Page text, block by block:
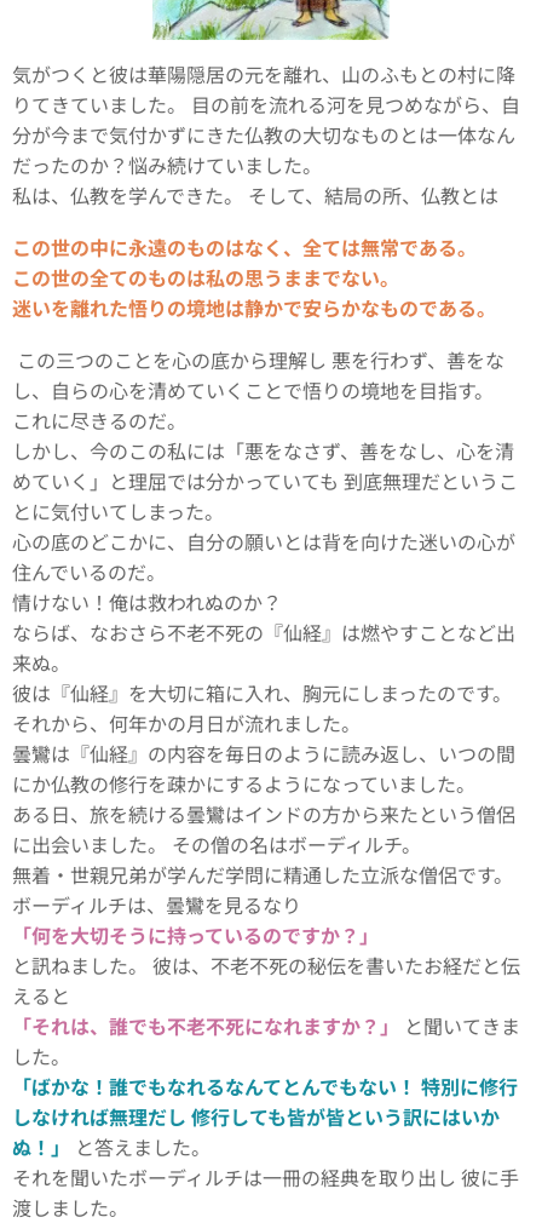
気がつくと彼は華陽隠居の元を離れ、山のふもとの村に降
りてきていました。 目の前を流れる河を見つめながら、自
分が今まで気付かずにきた仏教の大切なものとは一体なん
だったのか？悩み続けていました。
私は、仏教を学んできた。 そして、結局の所、仏教とは
この世の中に永遠のものはなく、全ては無常である。
この世の全てのものは私の思うままでない。
迷いを離れた悟りの境地は静かで安らかなものである。
この三つのことを心の底から理解し 悪を行わず、善をな
し、自らの心を清めていくことで悟りの境地を目指す。
これに尽きるのだ。
しかし、今のこの私には「悪をなさず、善をなし、心を清
めていく」と理屈では分かっていても 到底無理だというこ
とに気付いてしまった。
心の底のどこかに、自分の願いとは背を向けた迷いの心が
住んでいるのだ。
情けない！俺は救われぬのか？
ならば、なおさら不老不死の『仙経』は燃やすことなど出
来ぬ。
彼は『仙経』を大切に箱に入れ、胸元にしまったのです。
それから、何年かの月日が流れました。
曇鸞は『仙経』の内容を毎日のように読み返し、いつの間
にか仏教の修行を疎かにするようになっていました。
ある日、旅を続ける曇鸞はインドの方から来たという僧侶
に出会いました。 その僧の名はボーディルチ。
無着・世親兄弟が学んだ学問に精通した立派な僧侶です。
ボーディルチは、曇鸞を見るなり
「何を大切そうに持っているのですか？」
と訊ねました。 彼は、不老不死の秘伝を書いたお経だと伝
えると
「それは、誰でも不老不死になれますか？」
と聞いてきま
した。
「ばかな！誰でもなれるなんてとんでもない！ 特別に修行
しなければ無理だし 修行しても皆が皆という訳にはいか
ぬ！」
と答えました。
それを聞いたボーディルチは一冊の経典を取り出し 彼に手
渡しました。